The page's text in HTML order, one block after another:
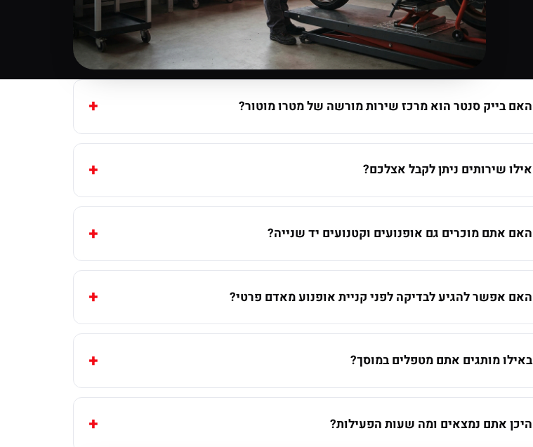
האם בייק סנטר הוא מרכז שירות מורשה של מטרו מוטור?
אילו שירותים ניתן לקבל אצלכם?
האם אתם מוכרים גם אופנועים וקטנועים יד שנייה?
האם אפשר להגיע לבדיקה לפני קניית אופנוע מאדם פרטי?
באילו מותגים אתם מטפלים במוסך?
היכן אתם נמצאים ומה שעות הפעילות?